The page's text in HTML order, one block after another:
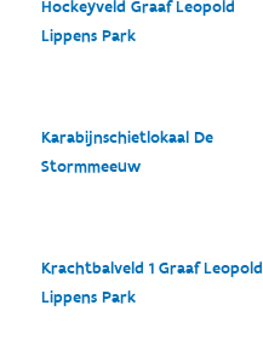
Hockeyveld Graaf Leopold
Lippens Park
Karabijnschietlokaal De
Stormmeeuw
Krachtbalveld 1 Graaf Leopold
Lippens Park